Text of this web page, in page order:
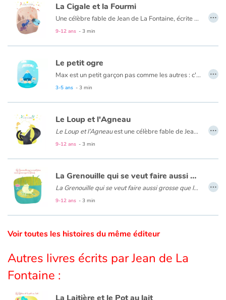
Fêtes et évènements
Amour et amitié
Sujets de société
Émotions et sentiments
Formats et illustrations
Catalogue anglais
Contraste +
Aide
Accueil
Famille
Écoles
La Cigale et la Fourmi
Une célèbre fable de Jean de La Fontaine, écrite en 1668. C'est le 31 mars que Jean de La Fontaine fait paraitre son premier ouvrage : « Les Fables Choisies ».
9-12 ans - 3 min
…
Le petit ogre
Max est un petit garçon pas comme les autres : c'est un ogre qui habite Paris. Quand l'été arrive et que la capitate est vidée de ses habitants, il peut enfin donner libre cours à ses moindres folies ! Il aime faire des chateaux de sables gigantesques dans les jardins de Tuileries, le périphérique devient un circuit géant pour ses voitures téléguidées, bref son imagination n'a pas de limites !
3-5 ans - 3 min
…
Le Loup et l'Agneau
Le Loup et l’Agneauest une célèbre fable de Jean de La Fontaine qui conte l’histoire d’un loup affamé et d’un agneau qui cherche à se désaltérer. La fabuliste critique ici la justice comme symbole de la violence et de la force : « La raison du plus fort est toujours la meilleure ».
9-12 ans - 3 min
…
La Grenouille qui se veut faire aussi grosse que le Bœuf
La Grenouille qui se veut faire aussi grosse que le Bœuf
9-12 ans - 3 min
…
Voir toutes les histoires du même éditeur
Autres livres écrits par Jean de La
Fontaine :